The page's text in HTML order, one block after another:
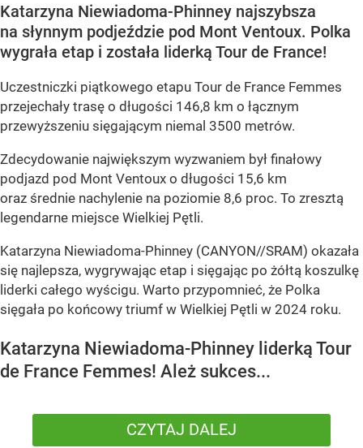
Katarzyna Niewiadoma-Phinney najszybsza
na słynnym podjeździe pod Mont Ventoux. Polka
wygrała etap i została liderką Tour de France!
Uczestniczki piątkowego etapu Tour de France Femmes
przejechały trasę o długości 146,8 km o łącznym
przewyższeniu sięgającym niemal 3500 metrów.
Zdecydowanie największym wyzwaniem był finałowy
podjazd pod Mont Ventoux o długości 15,6 km
oraz średnie nachylenie na poziomie 8,6 proc. To zresztą
legendarne miejsce Wielkiej Pętli.
Katarzyna Niewiadoma-Phinney (CANYON//SRAM) okazała
się najlepsza, wygrywając etap i sięgając po żółtą koszulkę
liderki całego wyścigu. Warto przypomnieć, że Polka
sięgała po końcowy triumf w Wielkiej Pętli w 2024 roku.
Katarzyna Niewiadoma-Phinney liderką Tour
de France Femmes! Ależ sukces...
CZYTAJ DALEJ